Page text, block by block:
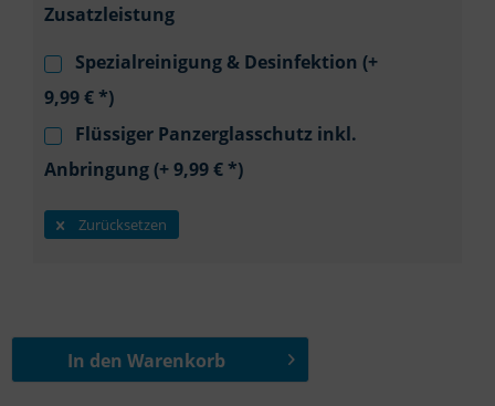
Zusatzleistung
Spezialreinigung & Desinfektion (+
9,99 € *)
Flüssiger Panzerglasschutz inkl.
Anbringung (+ 9,99 € *)
Zurücksetzen
In denWarenkorb